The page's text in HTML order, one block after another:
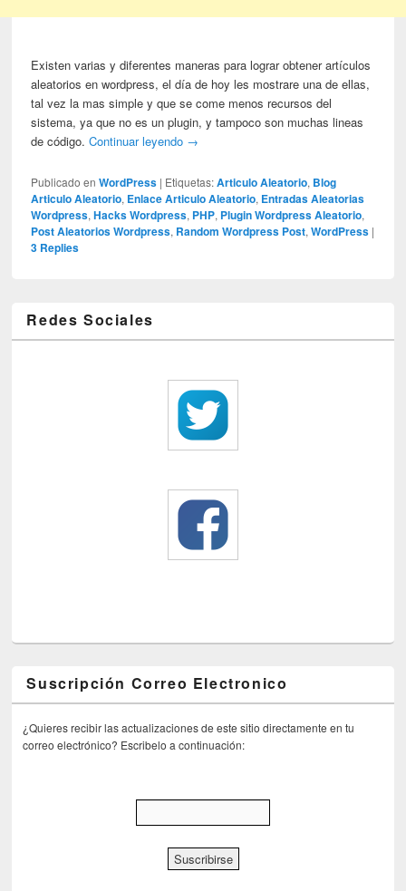
Existen varias y diferentes maneras para lograr obtener artículos
aleatorios en wordpress, el día de hoy les mostrare una de ellas,
tal vez la mas simple y que se come menos recursos del
sistema, ya que no es un plugin, y tampoco son muchas lineas
de código.Continuar leyendo →
Publicado en WordPress | Etiquetas: Articulo Aleatorio, Blog
Articulo Aleatorio, Enlace Articulo Aleatorio, Entradas Aleatorias
Wordpress,Hacks Wordpress, PHP, Plugin Wordpress Aleatorio,
Post Aleatorios Wordpress, Random Wordpress Post,WordPress |
3 Replies
Redes Sociales
Suscripción Correo Electronico
¿Quieres recibir las actualizaciones de este sitio directamente en tu
correo electrónico? Escribelo a continuación: